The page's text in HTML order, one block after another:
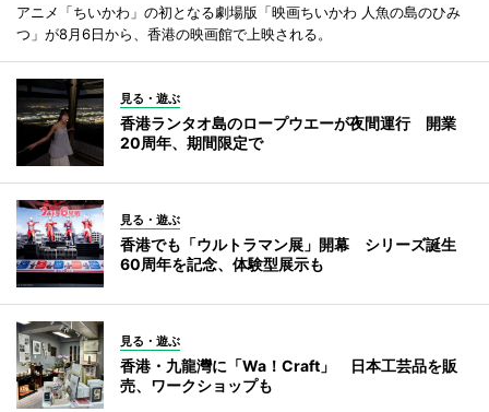
アニメ「ちいかわ」の初となる劇場版「映画ちいかわ 人魚の島のひみ
つ」が8月6日から、香港の映画館で上映される。
見る・遊ぶ
香港ランタオ島のロープウエーが夜間運行 開業
20周年、期間限定で
見る・遊ぶ
香港でも「ウルトラマン展」開幕 シリーズ誕生
60周年を記念、体験型展示も
見る・遊ぶ
香港・九龍灣に「Wa！Craft」 日本工芸品を販
売、ワークショップも